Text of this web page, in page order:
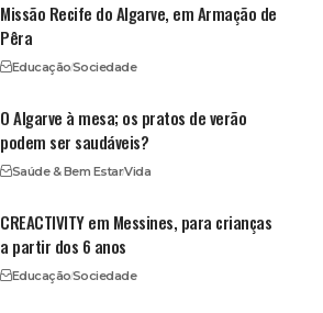
Missão Recife do Algarve, em Armação de
Pêra
EducaçãoSociedade
O Algarve à mesa; os pratos de verão
podem ser saudáveis?
Saúde & Bem EstarVida
CREACTIVITY em Messines, para crianças
a partir dos 6 anos
EducaçãoSociedade